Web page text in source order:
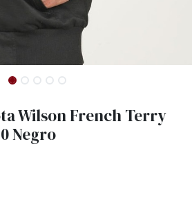
Wilson French Terry
Negro